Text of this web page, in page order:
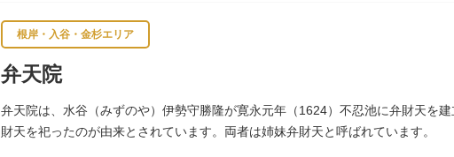
根岸・入谷・金杉エリア
弁天院
弁天院は、水谷（みずのや）伊勢守勝隆が寛永元年（1624）不忍池に弁財天を
財天を祀ったのが由来とされています。両者は姉妹弁財天と呼ばれています。